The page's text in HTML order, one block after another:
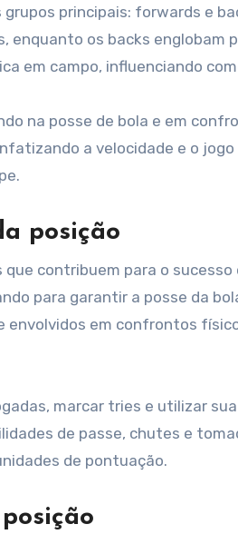
principais: forwards e
enquanto os backs englobam
em campo, influenciando
na posse de bola e em
a velocidade e o
posição
contribuem para o sucesso
para garantir a posse da
em confrontos
marcar tries e utilizar
de passe, chutes e
de pontuação.